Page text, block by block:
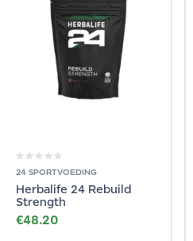
24 SPORTVOEDING
Herbalife 24 Rebuild
Strength
€48.20